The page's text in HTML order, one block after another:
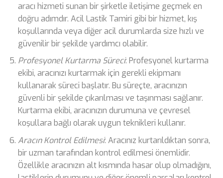
aracı hizmeti sunan bir şirketle iletişime geçmek en
doğru adımdır. Acil Lastik Tamiri gibi bir hizmet, kış
koşullarında veya diğer acil durumlarda size hızlı ve
güvenilir bir şekilde yardımcı olabilir.
Profesyonel Kurtarma Süreci: Profesyonel kurtarma
ekibi, aracınızı kurtarmak için gerekli ekipmanı
kullanarak süreci başlatır. Bu süreçte, aracınızın
güvenli bir şekilde çıkarılması ve taşınması sağlanır.
Kurtarma ekibi, aracınızın durumuna ve çevresel
koşullara bağlı olarak uygun teknikleri kullanır.
Aracın Kontrol Edilmesi: Aracınız kurtarıldıktan sonra,
bir uzman tarafından kontrol edilmesi önemlidir.
Özellikle aracınızın alt kısmında hasar olup olmadığını,